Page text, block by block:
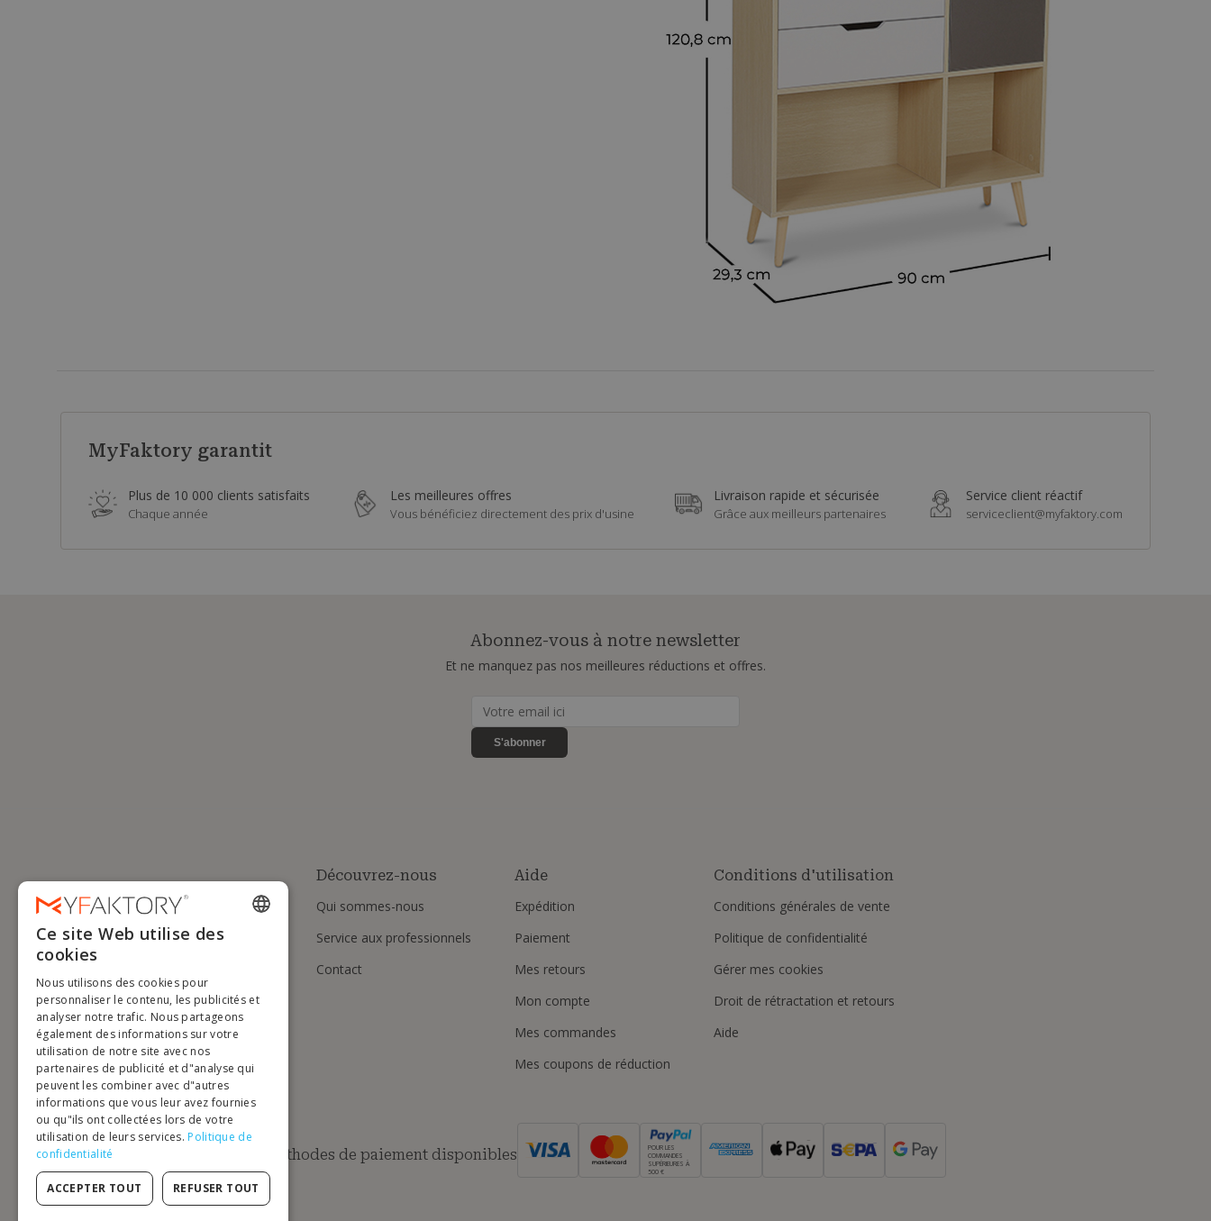
MyFaktory garantit
Plus de 10 000 clients satisfaits
Chaque année
Les meilleures offres
Vous bénéficiez directement des prix d'usine
Livraison rapide et sécurisée
Grâce aux meilleurs partenaires
Service client réactif
serviceclient@myfaktory.com
Abonnez-vous à notre newsletter
Et ne manquez pas nos meilleures réductions et offres.
S'abonner
Découvrez-nous
Qui sommes-nous
Service aux professionnels
Contact
Aide
Expédition
Paiement
Mes retours
Mon compte
Mes commandes
Mes coupons de réduction
Conditions d'utilisation
Conditions générales de vente
Politique de confidentialité
Gérer mes cookies
Droit de rétractation et retours
Aide
Méthodes de paiement disponibles
POUR LES
COMMANDES
SUPÉRIEURES À
500 €
ENGLISH
DUTCH
GERMAN
PORTUGUESE
SPANISH
Ce site Web utilise des
cookies
Nous utilisons des cookies pour
personnaliser le contenu, les publicités et
analyser notre trafic. Nous partageons
également des informations sur votre
utilisation de notre site avec nos
partenaires de publicité et d"analyse qui
peuvent les combiner avec d"autres
informations que vous leur avez fournies
ou qu"ils ont collectées lors de votre
utilisation de leurs services. Politique de
confidentialité
ACCEPTER TOUT REFUSER TOUT